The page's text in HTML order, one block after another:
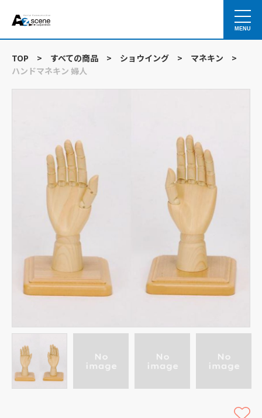
MENU
TOP > すべての商品 > ショウイング > マネキン
>
ハンドマネキン 婦人